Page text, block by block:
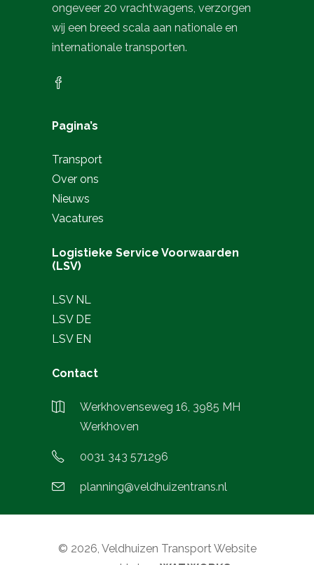
ongeveer 20 vrachtwagens, verzorgen
wij een breed scala aan nationale en
internationale transporten.
Pagina’s
Transport
Over ons
Nieuws
Vacatures
Logistieke Service Voorwaarden
(LSV)
LSV NL
LSV DE
LSV EN
Contact
Werkhovenseweg 16, 3985 MH
Werkhoven
0031 343 571296
planning@veldhuizentrans.nl
© 2026, Veldhuizen Transport Website